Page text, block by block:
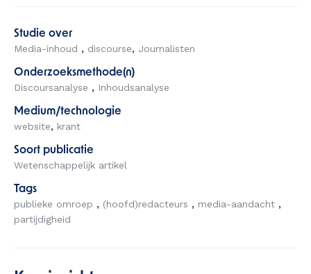
Studie over
Media-inhoud
discourse Journalisten
Onderzoeksmethode(n)
Discoursanalyse
Inhoudsanalyse
Medium/technologie
website
krant
Soort publicatie
Wetenschappelijk artikel
Tags
publieke omroep
(hoofd)redacteurs
media-aandacht
partijdigheid